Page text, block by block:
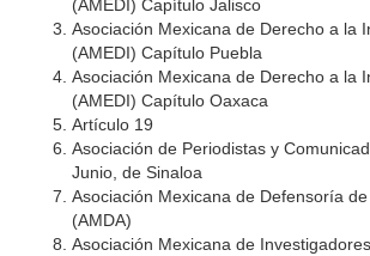
(AMEDI) Capítulo Jalisco
Asociación Mexicana de Derecho a la
(AMEDI) Capítulo Puebla
Asociación Mexicana de Derecho a la
(AMEDI) Capítulo Oaxaca
Artículo 19
Asociación de Periodistas y
Junio, de Sinaloa
Asociación Mexicana de Defensoría
(AMDA)
Asociación Mexicana de